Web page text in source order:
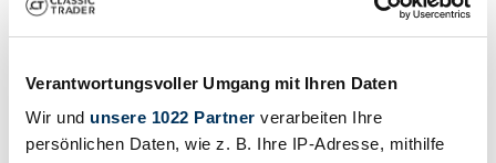
Verantwortungsvoller Umgang mit Ihren Daten
Wir und unsere 1022 Partner verarbeiten Ihre
persönlichen Daten, wie z. B. Ihre IP-Adresse, mithilfe